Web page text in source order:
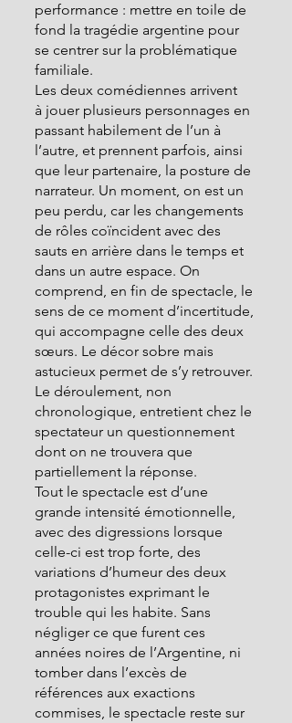
performance : mettre en toile de
fond la tragédie argentine pour
se centrer sur la problématique
familiale.
Les deux comédiennes arrivent
à jouer plusieurs personnages en
passant habilement de l’un à
l’autre, et prennent parfois, ainsi
que leur partenaire, la posture de
narrateur. Un moment, on est un
peu perdu, car les changements
de rôles coïncident avec des
sauts en arrière dans le temps et
dans un autre espace. On
comprend, en fin de spectacle, le
sens de ce moment d’incertitude,
qui accompagne celle des deux
sœurs. Le décor sobre mais
astucieux permet de s’y retrouver.
Le déroulement, non
chronologique, entretient chez le
spectateur un questionnement
dont on ne trouvera que
partiellement la réponse.
Tout le spectacle est d’une
grande intensité émotionnelle,
avec des digressions lorsque
celle-ci est trop forte, des
variations d’humeur des deux
protagonistes exprimant le
trouble qui les habite. Sans
négliger ce que furent ces
années noires de l’Argentine, ni
tomber dans l’excès de
références aux exactions
commises, le spectacle reste sur